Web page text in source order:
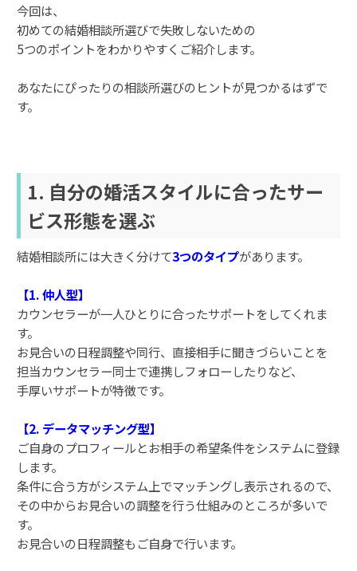
今回は、
初めての結婚相談所選びで失敗しないための
5つのポイントをわかりやすくご紹介します。
あなたにぴったりの相談所選びのヒントが見つかるはずで
す。
1. 自分の婚活スタイルに合ったサー
ビス形態を選ぶ
結婚相談所には大きく分けて3つのタイプがあります。
【1. 仲人型】
カウンセラーが一人ひとりに合ったサポートをしてくれま
す。
お見合いの日程調整や同行、直接相手に聞きづらいことを
担当カウンセラー同士で連携しフォローしたりなど、
手厚いサポートが特徴です。
【2. データマッチング型】
ご自身のプロフィールとお相手の希望条件をシステムに登録
します。
条件に合う方がシステム上でマッチングし表示されるので、
その中からお見合いの調整を行う仕組みのところが多いで
す。
お見合いの日程調整もご自身で行います。